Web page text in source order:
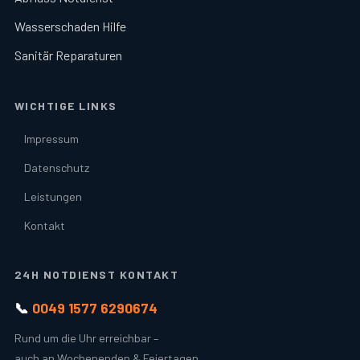
Wasserschaden Hilfe
Sanitär Reparaturen
WICHTIGE LINKS
Impressum
Datenschutz
Leistungen
Kontakt
24H NOTDIENST KONTAKT
📞 0049 1577 6290674
Rund um die Uhr erreichbar –